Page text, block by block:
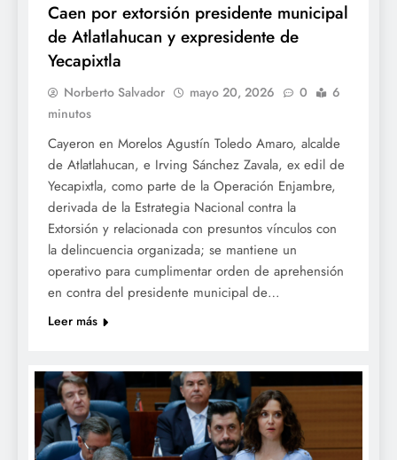
Caen por extorsión presidente municipal
de Atlatlahucan y expresidente de
Yecapixtla
Norberto Salvador mayo 20, 2026 0
6
minutos
Cayeron en Morelos Agustín Toledo Amaro, alcalde
de Atlatlahucan, e Irving Sánchez Zavala, ex edil de
Yecapixtla, como parte de la Operación Enjambre,
derivada de la Estrategia Nacional contra la
Extorsión y relacionada con presuntos vínculos con
la delincuencia organizada; se mantiene un
operativo para cumplimentar orden de aprehensión
en contra del presidente municipal de…
Leer más